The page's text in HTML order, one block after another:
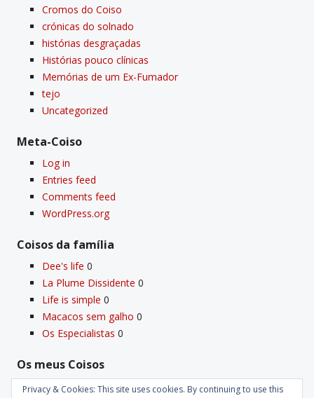
Cromos do Coiso
crónicas do solnado
histórias desgraçadas
Histórias pouco clí­nicas
Memórias de um Ex-Fumador
tejo
Uncategorized
Meta-Coiso
Log in
Entries feed
Comments feed
WordPress.org
Coisos da famí­lia
Dee's life 0
La Plume Dissidente 0
Life is simple 0
Macacos sem galho 0
Os Especialistas 0
Os meus Coisos
Deus0
Privacy & Cookies: This site uses cookies. By continuing to use this